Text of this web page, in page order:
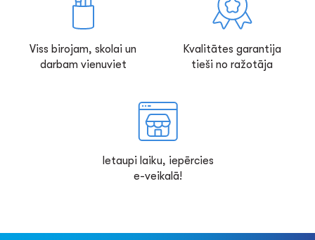
Viss birojam, skolai un
darbam vienuviet
Kvalitātes garantija
tieši no ražotāja
Ietaupi laiku, iepērcies
e-veikalā!